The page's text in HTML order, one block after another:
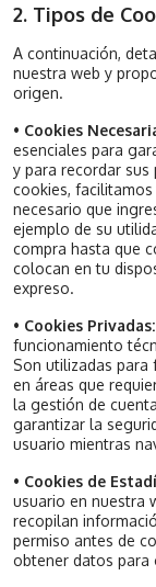
2. Tipos de
A continuación,
nuestra web y
origen.
• Cookies
esenciales para
y para recordar sus
cookies,
necesario que
ejemplo de su
compra hasta que
colocan en tu
expreso.
• Cookies Privadas:
funcionamiento
Son utilizadas para
en áreas que
la gestión de
garantizar la
usuario mientras
• Cookies de
usuario en nuestra
recopilan
permiso antes de
obtener datos para